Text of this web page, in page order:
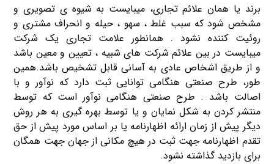
برند یا همان علائم تجاری، میبایست به شیوه ی تصویری و
مشخص شود که سبب غلط ، سهو ، حیله و انحراف مشتری و
روئیت کننده نشود . همانطور علامت تجاری یک شرکت
میبایست در بین علائم شرکت های شبیه ، تعیین و معین باشد
و از طریق اشخاص عادی به آسانی قابل تشخیص باشد.همین
طور، طرح صنعتی هنگامی توانایی ثبت دارد که نوآور و با
اصالت باشد . طرح صنعتی هنگامی نوآور است که توسط
منتشر کردن به شکل نمایان و یا توسط بهره گیری به هر روش
دیگر پیش از زمان ارائه اظهارنامه یا بر اساس مورد پیش از حق
تقدم اظهارنامه جهت ثبت در هیچ مکانی از جهان جهت همگان
برای بازدید گذاشته نشود.